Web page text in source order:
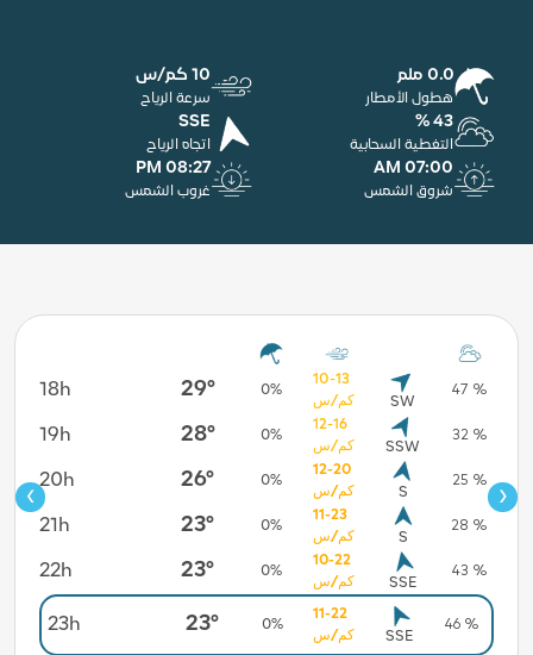
0.0 ملم
هطول الأمطار
10 كم/س
سرعة الرياح
43 %
التغطية السحابية
SSE
اتجاه الرياح
07:00 AM
شروق الشمس
08:27 PM
غروب الشمس
5 %
18h 29° 0%
10-13
كم/س
SW
47 %
19h 28° 0%
12-16
كم/س
SSW
32 %
20h 26° 0%
12-20
كم/س
S
25 %
21h 23° 0%
11-23
كم/س
S
28 %
22h 23° 0%
10-22
كم/س
SSE
43 %
23h 23° 0%
11-22
كم/س
SSE
46 %
‹ ›